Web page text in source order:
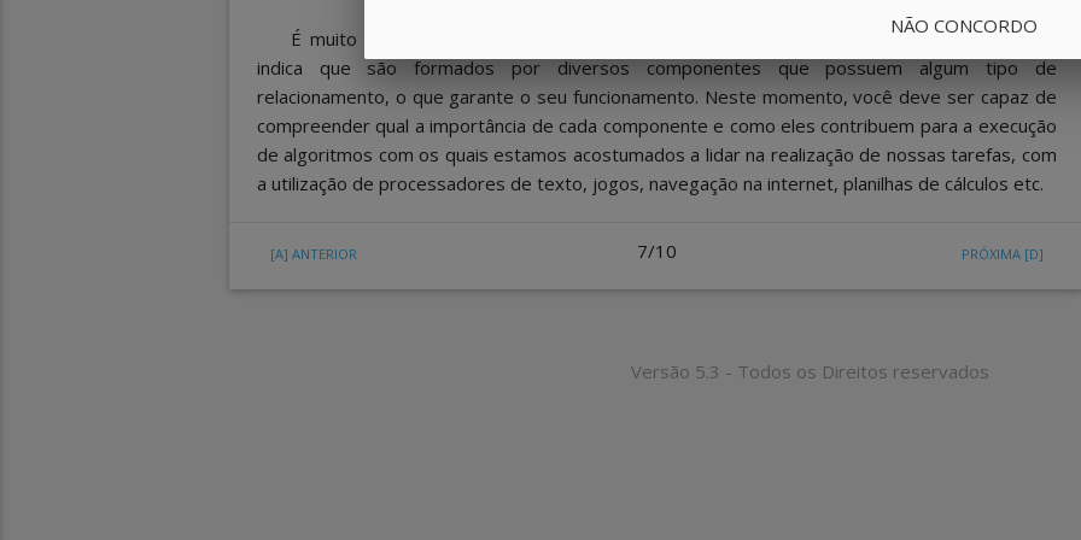
NÃO CONCORDO
É muito importante perceber que computadores são compostos como sistemas e isso
indica que são formados por diversos componentes que possuem algum tipo de
relacionamento, o que garante o seu funcionamento. Neste momento, você deve ser capaz de
compreender qual a importância de cada componente e como eles contribuem para a execução
de algoritmos com os quais estamos acostumados a lidar na realização de nossas tarefas, com
a utilização de processadores de texto, jogos, navegação na internet, planilhas de cálculos etc.
[A] ANTERIOR 7/10 PRÓXIMA [D]
Versão 5.3 - Todos os Direitos reservados